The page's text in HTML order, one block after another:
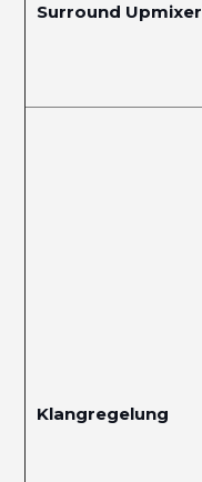
Surround Upmixer
Klangregelung